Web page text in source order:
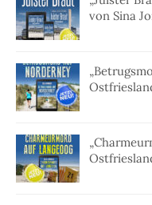
von Sina